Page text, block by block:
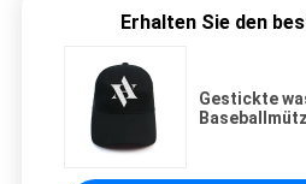
Erhalten Sie den
Gestickte